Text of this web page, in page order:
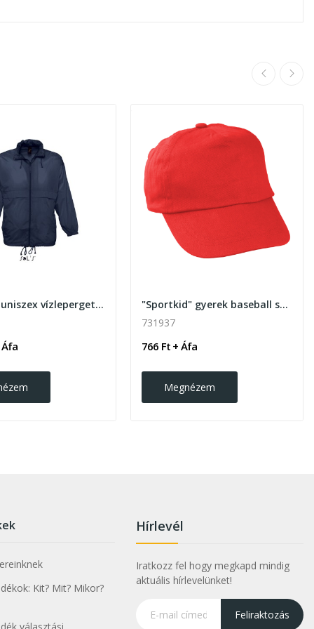
Sols Surf uniszex vízlepergető széldzseki
Áfa
"Sportkid" gyerek baseball sapka, tépőzáras
731937
766 Ft + Áfa
Megnézem
Kit? Mit? Mikor?
választási
Hírlevél
Iratkozz fel hogy megkapd mindig
aktuális hírlevelünket!
Feliraktozás